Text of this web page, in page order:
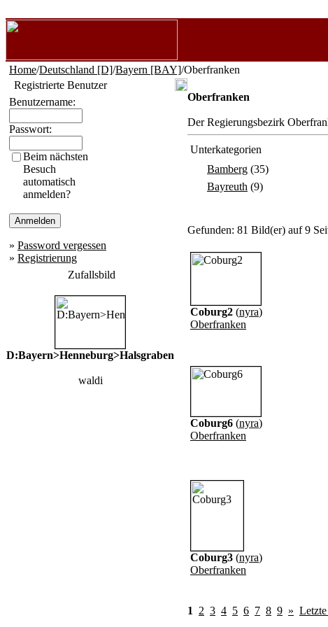
Home/Deutschland [D]/Bayern [BAY]/Oberfranken
Registrierte Benutzer
Benutzername:
Passwort:
Beim nächsten
Besuch
automatisch
anmelden?
» Password vergessen
» Registrierung
Zufallsbild
D:Bayern>Henneburg>Halsgraben
waldi
Oberfranken
Der Regierungsbezirk
Unterkategorien
Bamberg (35)
Bayreuth (9)
Gefunden: 81 Bild(er) auf 9
Coburg2 (nyra)
Oberfranken
Coburg6 (nyra)
Oberfranken
Coburg3 (nyra)
Oberfranken
1 2 3 4 5 6 7 8 9 »